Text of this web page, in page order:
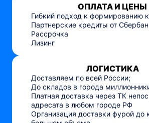
ОПЛАТА И ЦЕНЫ
Гибкий подход к формированию
Партнерские кредиты от
Рассрочка
Лизинг
ЛОГИСТИКА
Доставляем по всей России;
До складов в города
Платная доставка через ТК
адресата в любом городе РФ
Организация доставки фурой до